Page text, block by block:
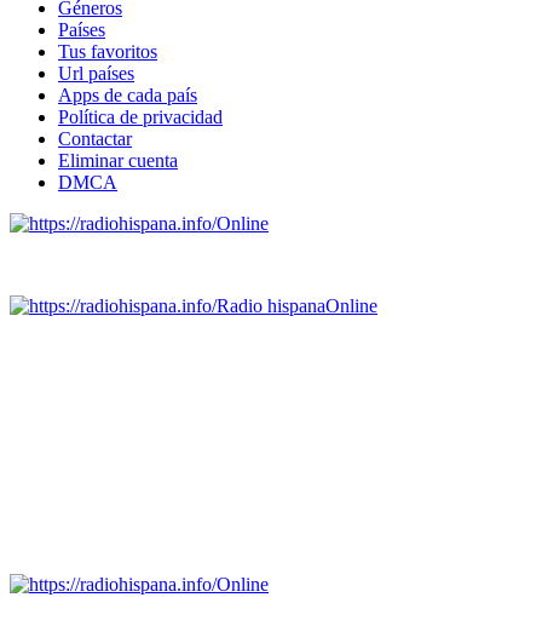
Géneros
Países
Tus favoritos
Url países
Apps de cada país
Política de privacidad
Contactar
Eliminar cuenta
DMCA
Online
Radio hispanaOnline
Online